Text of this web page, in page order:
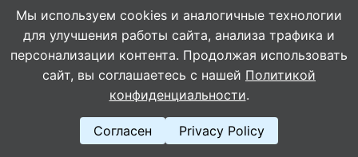
5. Рулет «Крабовый»
Приготовление:
Лаваш покрываем слоем плавленного
Мы используем cookies и аналогичные технологии
для улучшения работы сайта, анализа трафика и
персонализации контента. Продолжая использовать
сайт, вы соглашаетесь с нашей Политикой
конфиденциальности.
Согласен Privacy Policy